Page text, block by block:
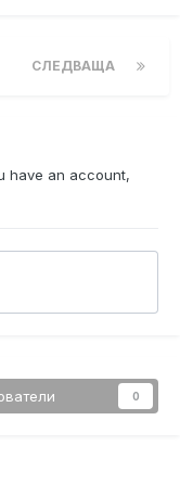
СЛЕДВАЩА
have an account,
0